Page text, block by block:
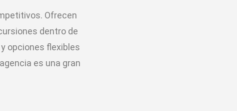
Ofrecen
dentro de
opciones flexibles
es una gran